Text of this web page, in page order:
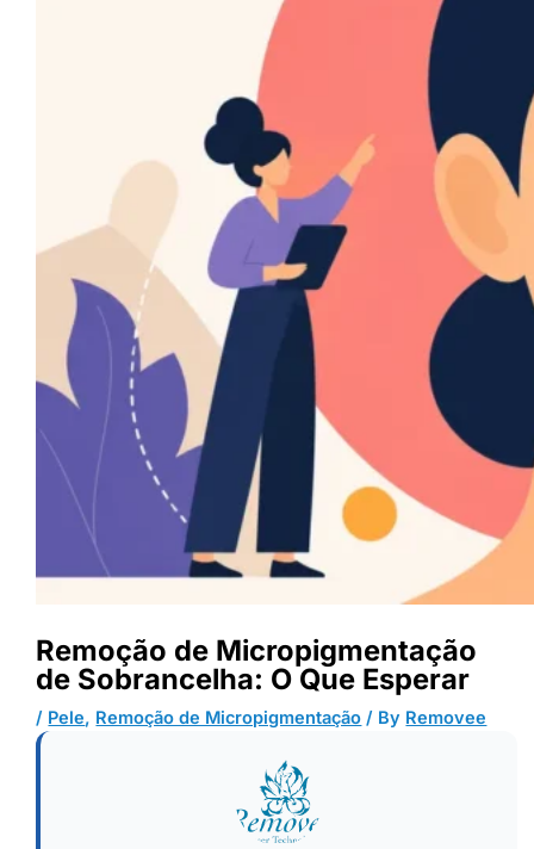
Remoção de Micropigmentação
de Sobrancelha: O Que Esperar
/ Pele, Remoção de Micropigmentação / By Removee